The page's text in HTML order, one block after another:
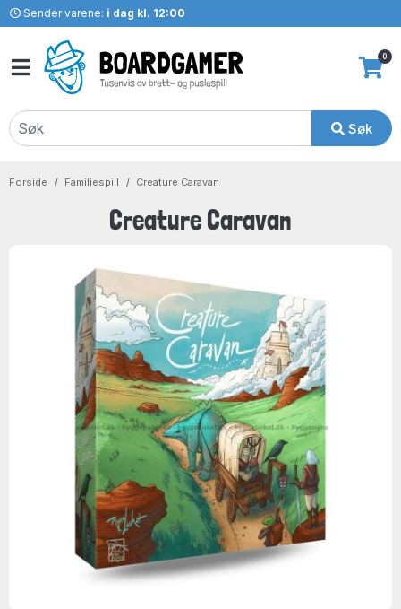
Sender varene: i dag kl. 12:00
Søk
0
Forside Familiespill Creature Caravan
Creature Caravan